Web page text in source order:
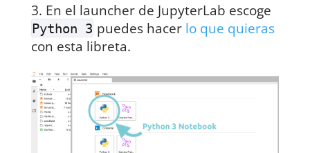
En el launcher de JupyterLab escoge
Python 3 puedes hacer lo que quieras
con esta libreta.